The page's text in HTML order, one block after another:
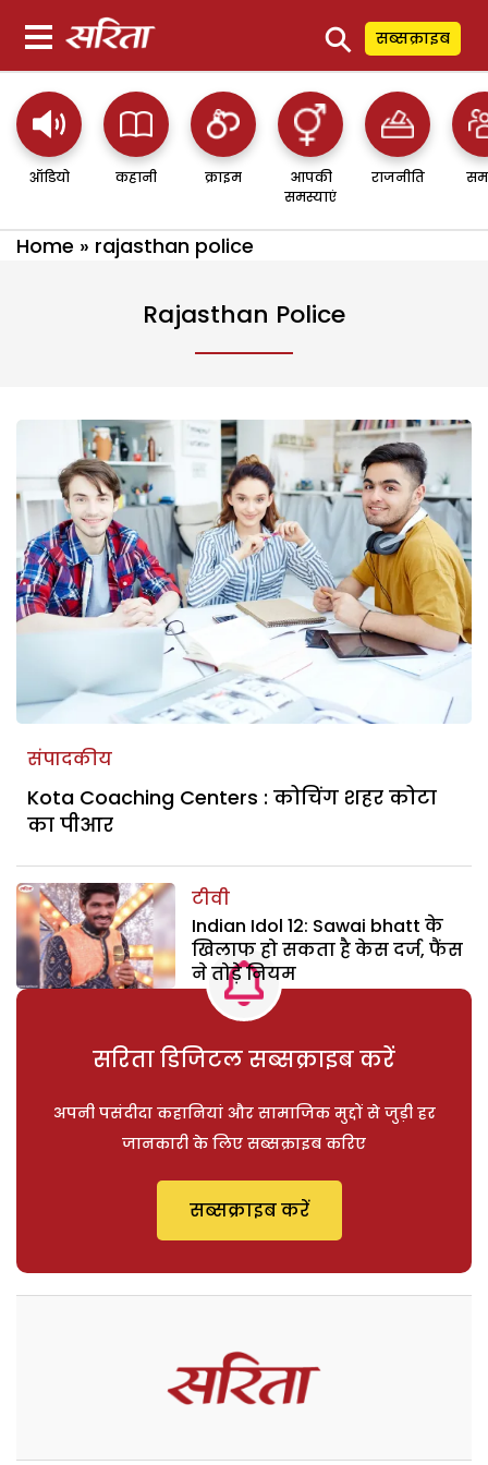
⚲ सब्सक्राइब
ऑडियो कहानी क्राइम
आपकी
समस्याएं
राजनीति
Home » rajasthan police
Rajasthan Police
संपादकीय
Kota Coaching Centers : कोचिंग शहर कोटा
का पीआर
टीवी
Indian Idol 12: Sawai bhatt के
खिलाफ हो सकता है केस दर्ज, फैंस
ने तोड़े नियम
सरिता डिजिटल सब्सक्राइब करें
अपनी पसंदीदा कहानियां और सामाजिक मुद्दों से जुड़ी हर
जानकारी के लिए सब्सक्राइब करिए
सब्सक्राइब करें